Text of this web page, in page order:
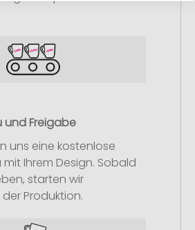
und Freigabe
uns eine kostenlose
Ihrem Design. Sobald
starten wir
Produktion.